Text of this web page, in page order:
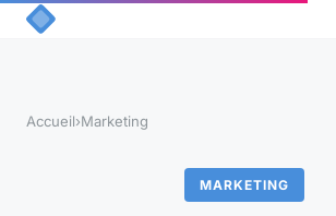
Accueil›Marketing
MARKETING